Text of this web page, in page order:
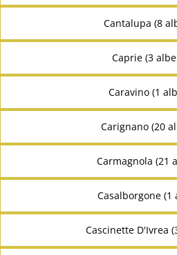
Cantalupa (8
Caprie (3
Caravino (1
Carignano (20
Carmagnola (21
Casalborgone (1
Cascinette D'Ivrea